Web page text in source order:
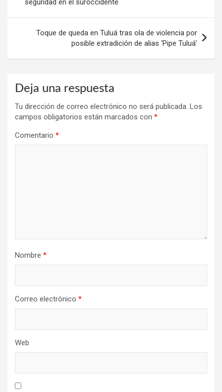
entradas
seguridad en el suroccidente
Toque de queda en Tuluá tras ola de violencia por
posible extradición de alias ‘Pipe Tuluá’
Deja una respuesta
Tu dirección de correo electrónico no será publicada. Los
campos obligatorios están marcados con *
Comentario *
Nombre *
Correo electrónico *
Web